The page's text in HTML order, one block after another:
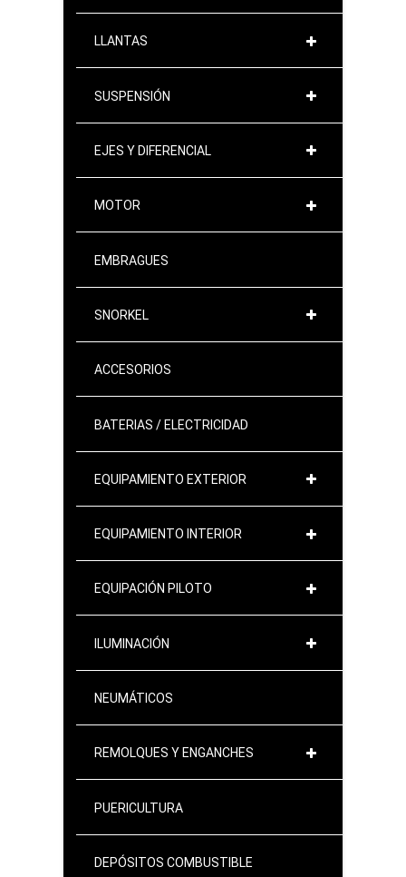
LLANTAS
SUSPENSIÓN
EJES Y DIFERENCIAL
MOTOR
EMBRAGUES
SNORKEL
ACCESORIOS
BATERIAS / ELECTRICIDAD
EQUIPAMIENTO EXTERIOR
EQUIPAMIENTO INTERIOR
EQUIPACIÓN PILOTO
ILUMINACIÓN
NEUMÁTICOS
REMOLQUES Y ENGANCHES
PUERICULTURA
DEPÓSITOS COMBUSTIBLE